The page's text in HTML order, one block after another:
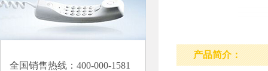
全国销售热线：400-000-1581
产品简介：